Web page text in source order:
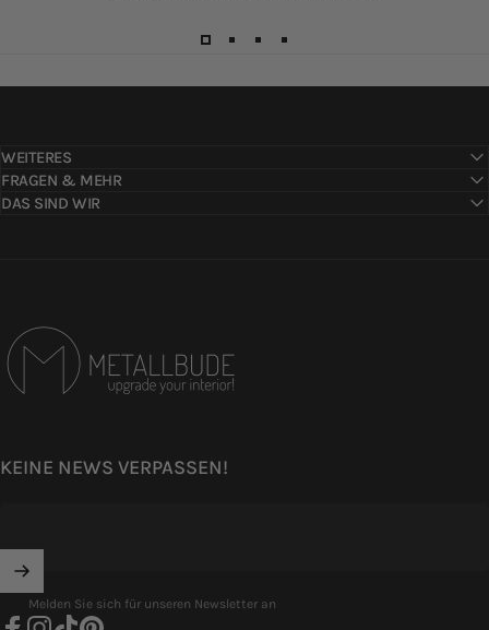
WEITERES
FRAGEN & MEHR
DAS SIND WIR
Metallbude
KEINE NEWS VERPASSEN!
Melden Sie sich für unseren Newsletter an